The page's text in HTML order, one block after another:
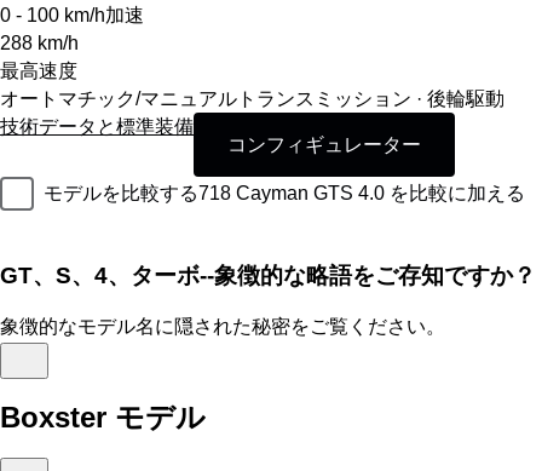
0 - 100 km/h加速
288 km/h
最高速度
オートマチック/マニュアルトランスミッション · 後輪駆動
技術データと標準装備
コンフィギュレーター
モデルを比較する718 Cayman GTS 4.0 を比較に加える
GT、S、4、ターボ--象徴的な略語をご存知ですか？
象徴的なモデル名に隠された秘密をご覧ください。
Boxster モデル